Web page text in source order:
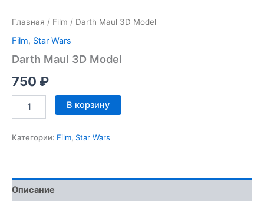
Главная / Film / Darth Maul 3D Model
Film, Star Wars
Darth Maul 3D Model
750 ₽
Количество
товара
Maul
В корзину
Категории: Film, Star Wars
Описание